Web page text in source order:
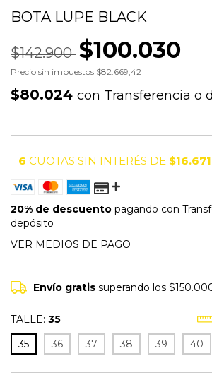
BOTA LUPE BLACK
$142.900 $100.030
Precio sin impuestos $82.669,42
$80.024 con Transferencia o
6 CUOTAS SIN INTERÉS DE
20% de descuento pagando con
depósito
VER MEDIOS DE PAGO
Envío gratis superando los
TALLE: 35
35
36 37 38 39 40